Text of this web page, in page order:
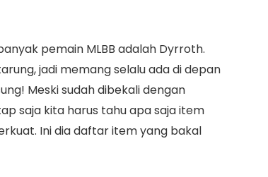
pemain MLBB adalah Dyrroth.
jadi memang selalu ada di depan
Meski sudah dibekali dengan
saja kita harus tahu apa saja item
Ini dia daftar item yang bakal